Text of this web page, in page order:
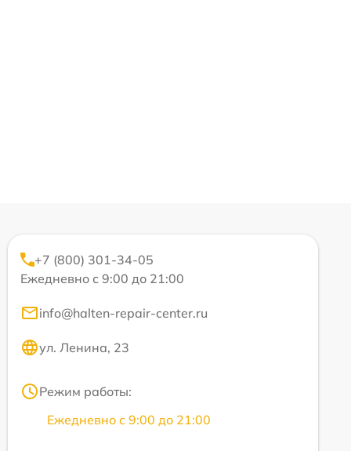
+7 (800) 301-34-05
Ежедневно с 9:00 до 21:00
info@halten-repair-center.ru
ул. Ленина, 23
Режим работы:
Ежедневно с 9:00 до 21:00